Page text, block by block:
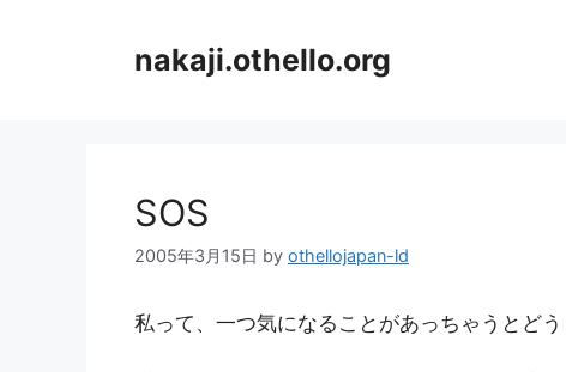
nakaji.othello.org
SOS
2005年3月15日 by othellojapan-ld
私って、一つ気になることがあっちゃうとど